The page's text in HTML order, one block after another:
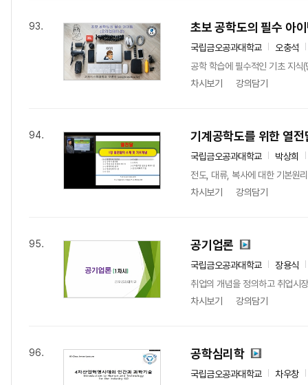
93. 초보 공학도의 필수 아
국립금오공과대학교
오충석
공학 학습에 필수적인 기초 지식
차시보기
강의담기
94. 기계공학도를 위한 열전
국립금오공과대학교
박상희
전도, 대류, 복사에 대한 기본원
차시보기
강의담기
95. 공기업론
국립금오공과대학교
장용식
취업의 개념을 정의하고 취업시
차시보기
강의담기
96. 공학심리학
국립금오공과대학교
차우창